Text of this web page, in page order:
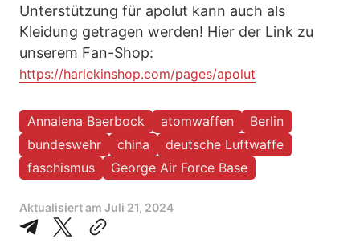
Unterstützung für apolut kann auch als
Kleidung getragen werden! Hier der Link zu
unserem Fan-Shop:
https://harlekinshop.com/pages/apolut
Annalena Baerbock atomwaffen
Berlin
bundeswehr
china
deutsche Luftwaffe
faschismus
George Air Force Base
Aktualisiert am Juli 21, 2024